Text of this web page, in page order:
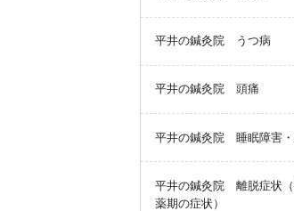
平井の鍼灸院 うつ病
平井の鍼灸院 頭痛
平井の鍼灸院 睡眠障害
平井の鍼灸院 離脱症状
薬期の症状）